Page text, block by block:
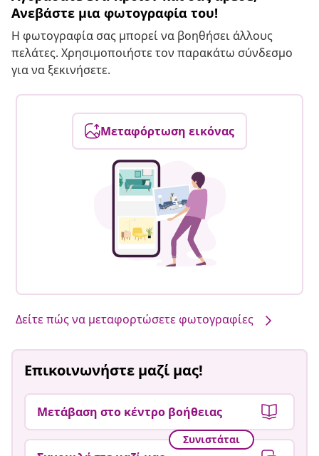
Ανεβάστε μια φωτογραφία του!
Η φωτογραφία σας μπορεί να βοηθήσει άλλους
πελάτες. Χρησιμοποιήστε τον παρακάτω σύνδεσμο
για να ξεκινήσετε.
Μεταφόρτωση εικόνας
Δείτε πώς να μεταφορτώσετε φωτογραφίες
Επικοινωνήστε μαζί μας!
Μετάβαση στο κέντρο βοήθειας
Συνιστάται